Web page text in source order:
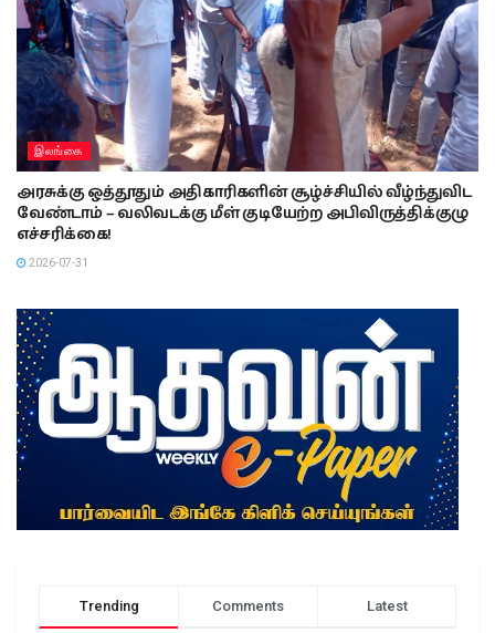
இலங்கை
அரசுக்கு ஒத்தூதும் அதிகாரிகளின் சூழ்ச்சியில் வீழ்ந்துவிட
வேண்டாம் – வலிவடக்கு மீள் குடியேற்ற அபிவிருத்திக்குழு
எச்சரிக்கை!
2026-07-31
Trending Comments Latest